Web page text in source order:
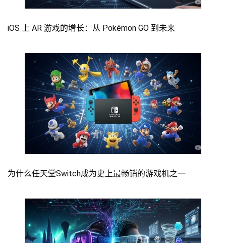
iOS 上 AR 游戏的增长：从 Pokémon GO 到未来
为什么任天堂Switch成为史上最畅销的游戏机之一